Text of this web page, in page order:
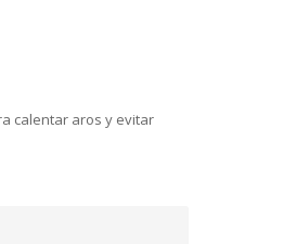
calentar aros y evitar